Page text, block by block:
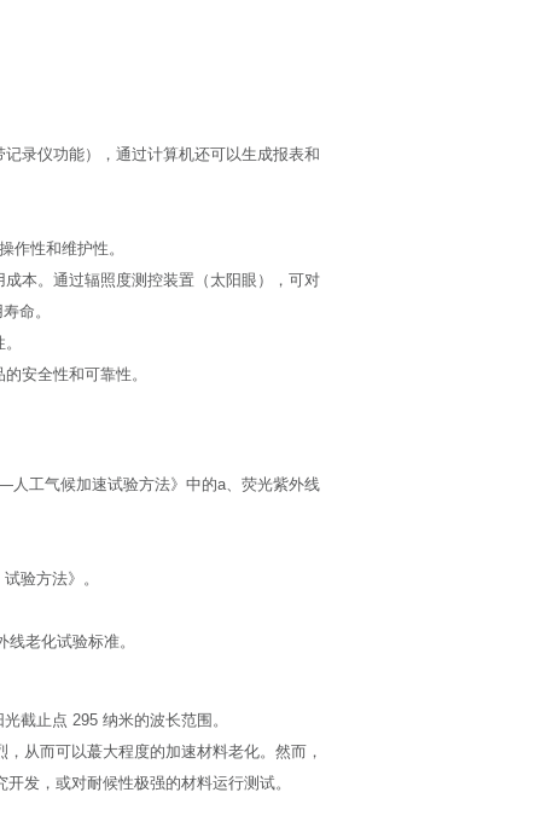
录仪功能），通过计算机还可以生成报表和
作性和维护性。
本。通过辐照度测控装置（太阳眼），可对
命。
安全性和可靠性。
人工气候加速试验方法》中的a、荧光紫外线
验方法》。
老化试验标准。
截止点 295 纳米的波长范围。
从而可以蕞大程度的加速材料老化。然而，
发，或对耐候性极强的材料运行测试。